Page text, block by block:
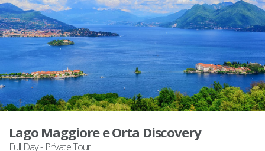
Lago Maggiore e Orta Discovery
Full Day - Private Tour